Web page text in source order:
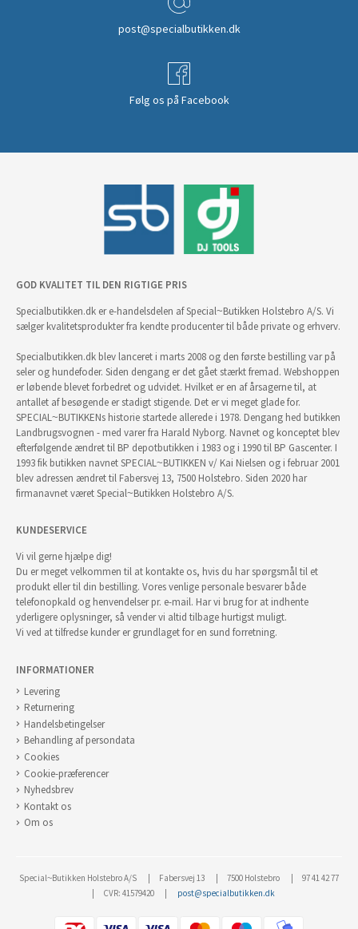
post@specialbutikken.dk
Følg os på Facebook
GOD KVALITET TIL DEN RIGTIGE PRIS
Specialbutikken.dk er e-handelsdelen af Special~Butikken Holstebro A/S. Vi
sælger kvalitetsprodukter fra kendte producenter til både private og erhverv.
Specialbutikken.dk blev lanceret i marts 2008 og den første bestilling var på
seler og hundefoder. Siden dengang er det gået stærkt fremad. Webshoppen
er løbende blevet forbedret og udvidet. Hvilket er en af årsagerne til, at
antallet af besøgende er stadigt stigende. Det er vi meget glade for.
SPECIAL~BUTIKKENs historie startede allerede i 1978. Dengang hed butikken
Landbrugsvognen - med varer fra Harald Nyborg. Navnet og konceptet blev
efterfølgende ændret til BP depotbutikken i 1983 og i 1990 til BP Gascenter. I
1993 fik butikken navnet SPECIAL~BUTIKKEN v/ Kai Nielsen og i februar 2001
blev adressen ændret til Fabersvej 13, 7500 Holstebro. Siden 2020 har
firmanavnet været Special~Butikken Holstebro A/S.
KUNDESERVICE
Vi vil gerne hjælpe dig!
Du er meget velkommen til at kontakte os, hvis du har spørgsmål til et
produkt eller til din bestilling. Vores venlige personale besvarer både
telefonopkald og henvendelser pr. e-mail. Har vi brug for at indhente
yderligere oplysninger, så vender vi altid tilbage hurtigst muligt.
Vi ved at tilfredse kunder er grundlaget for en sund forretning.
INFORMATIONER
Levering
Returnering
Handelsbetingelser
Behandling af persondata
Cookies
Cookie-præferencer
Nyhedsbrev
Kontakt os
Om os
Special~Butikken Holstebro A/S Fabersvej 13 7500 Holstebro
97 41 42 77
CVR: 41579420
post@specialbutikken.dk